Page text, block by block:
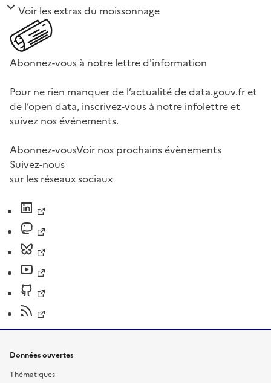
Voir les extras du moissonnage
Abonnez-vous à notre lettre d'information
Pour ne rien manquer de l’actualité de data.gouv.fr et
de l’open data, inscrivez-vous à notre infolettre et
suivez nos événements.
Abonnez-vousVoir nos prochains évènements
Suivez-nous
sur les réseaux sociaux
Données ouvertes
Thématiques